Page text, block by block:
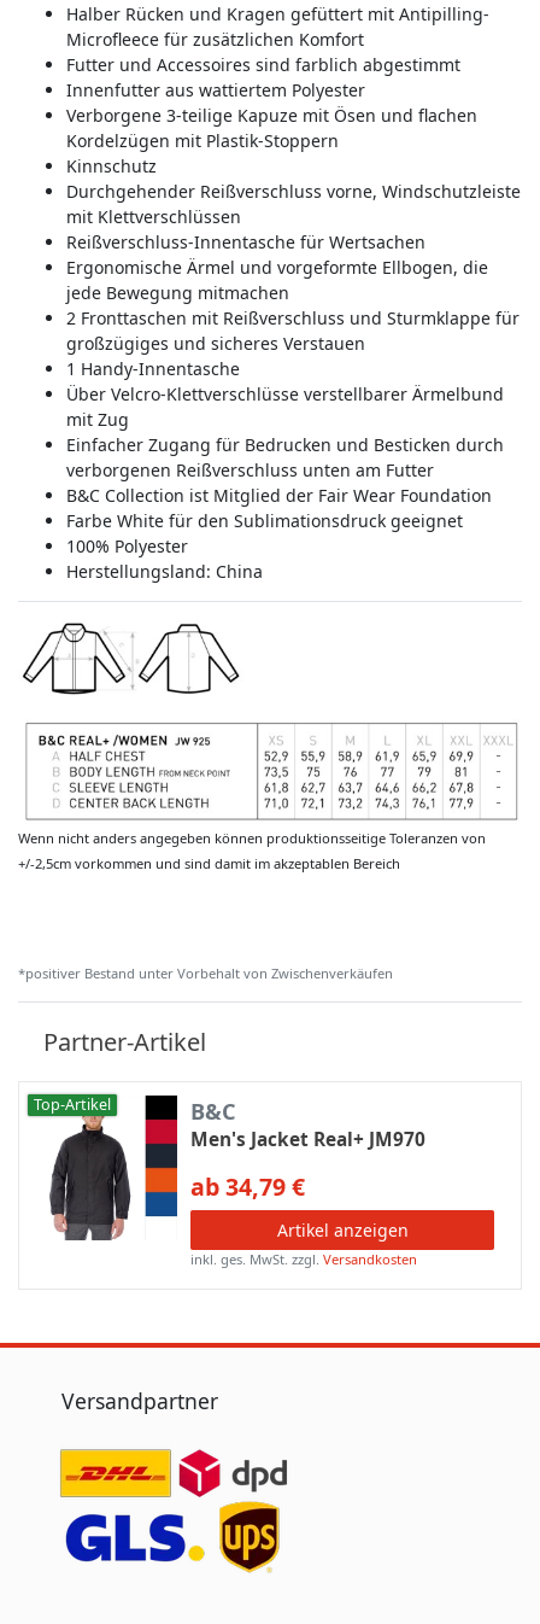
Halber Rücken und Kragen gefüttert mit Antipilling-
Microfleece für zusätzlichen Komfort
Futter und Accessoires sind farblich abgestimmt
Innenfutter aus wattiertem Polyester
Verborgene 3-teilige Kapuze mit Ösen und flachen
Kordelzügen mit Plastik-Stoppern
Kinnschutz
Durchgehender Reißverschluss vorne, Windschutzleiste
mit Klettverschlüssen
Reißverschluss-Innentasche für Wertsachen
Ergonomische Ärmel und vorgeformte Ellbogen, die
jede Bewegung mitmachen
2 Fronttaschen mit Reißverschluss und Sturmklappe für
großzügiges und sicheres Verstauen
1 Handy-Innentasche
Über Velcro-Klettverschlüsse verstellbarer Ärmelbund
mit Zug
Einfacher Zugang für Bedrucken und Besticken durch
verborgenen Reißverschluss unten am Futter
B&C Collection ist Mitglied der Fair Wear Foundation
Farbe White für den Sublimationsdruck geeignet
100% Polyester
Herstellungsland: China
Wenn nicht anders angegeben können produktionsseitige Toleranzen von
+/-2,5cm vorkommen und sind damit im akzeptablen Bereich
*positiver Bestand unter Vorbehalt von Zwischenverkäufen
Partner-Artikel
Top-Artikel B&C
Men's Jacket Real+ JM970
ab 34,79 €
Artikel anzeigen
inkl. ges. MwSt. zzgl.Versandkosten
Versandpartner